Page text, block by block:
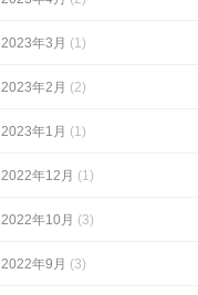
2023年3月 (1)
2023年2月 (2)
2023年1月 (1)
2022年12月 (1)
2022年10月 (3)
2022年9月 (3)